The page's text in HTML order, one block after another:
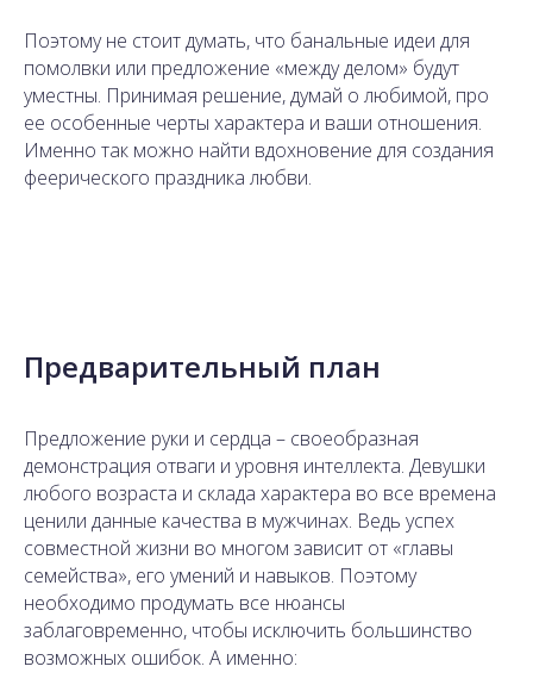
Поэтому не стоит думать, что банальные идеи для
помолвки или предложение «между делом» будут
уместны. Принимая решение, думай о любимой, про
ее особенные черты характера и ваши отношения.
Именно так можно найти вдохновение для создания
феерического праздника любви.
Предварительный план
Предложение руки и сердца – своеобразная
демонстрация отваги и уровня интеллекта. Девушки
любого возраста и склада характера во все времена
ценили данные качества в мужчинах. Ведь успех
совместной жизни во многом зависит от «главы
семейства», его умений и навыков. Поэтому
необходимо продумать все нюансы
заблаговременно, чтобы исключить большинство
возможных ошибок. А именно: